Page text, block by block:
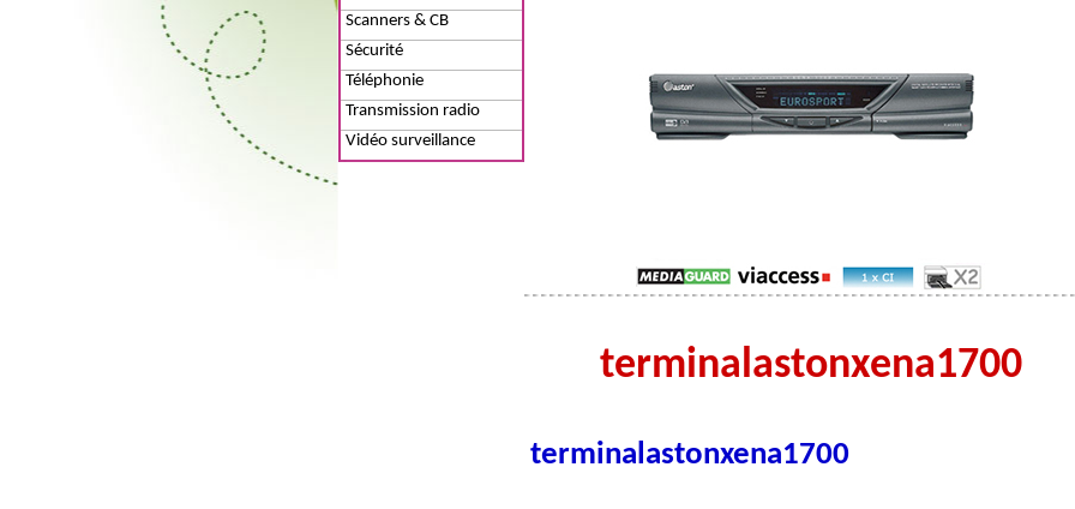
Scanners & CB
Sécurité
Téléphonie
Transmission radio
Vidéo surveillance
terminalastonxena1700
terminalastonxena1700